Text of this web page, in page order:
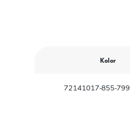
Kolor
72141017-855-799